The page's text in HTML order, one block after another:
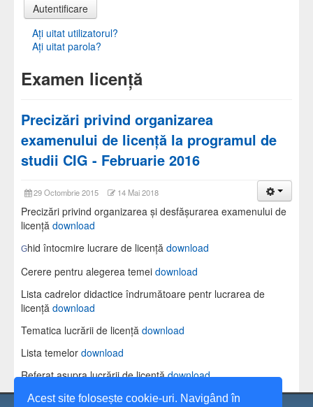
Acest site folosește cookie-uri. Navigând în
Autentificare
Aţi uitat utilizatorul?
Aţi uitat parola?
Examen licență
Precizări privind organizarea
examenului de licenţă la programul de
studii CIG - Februarie 2016
29 Octombrie 2015 14 Mai 2018
Precizări privind organizarea şi desfăşurarea examenului de
licenţă download
Ghid întocmire lucrare de licenţă download
Cerere pentru alegerea temei download
Lista cadrelor didactice îndrumătoare pentr lucrarea de
licenţă download
Tematica lucrării de licenţă download
Lista temelor download
Referat asupra lucrării de licențădownload